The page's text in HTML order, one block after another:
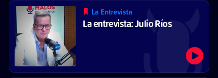
La Entrevista
La entrevista: Julio Ríos